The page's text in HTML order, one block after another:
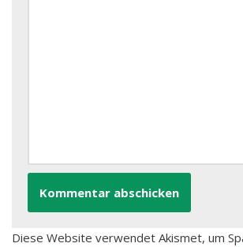
Diese Website verwendet Akismet, um